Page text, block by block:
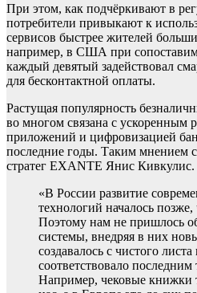
При этом, как подчёркивают в
потребители привыкают к
сервисов быстрее жителей
например, в США при
каждый девятый задействовал
для бесконтактной оплаты.
Растущая популярность
во многом связана с ускоренным
приложений и цифровизацией
последние годы. Таким мнением
стратег EXANTE Янис Кивкулис.
«В России развитие
технологий началось позже,
Поэтому нам не пришлось
системы, внедряя в них
создавалось с чистого листа
соответствовало последним
Например, чековые